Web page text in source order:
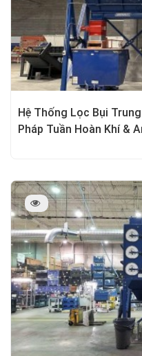
Hệ Thống Lọc Bụi
Pháp Tuần Hoàn Khí &